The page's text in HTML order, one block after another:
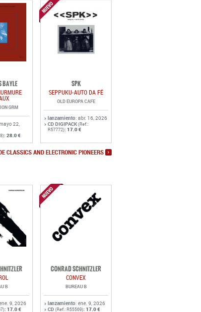
22,
:28.0 €
SPK
SEPPUKU-AUTO DA FÉ
CD DIGIPACK(Ref.:
17.0 €
CLASSICS AND ELECTRONIC PIONEERS
B
:17.0 €
:27.5 €
CONRAD SCHNITZLER
CONVEX
CD(Ref.: R55569):17.0 €
LP(Ref.: R55568):27.5 €
DE KOSMISCHE MUSIK - KRAUTROCK